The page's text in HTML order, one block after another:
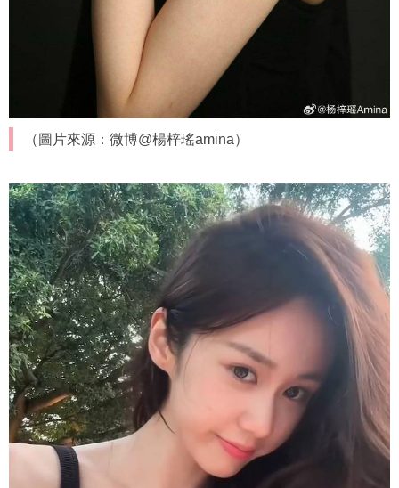
（圖片來源：微博@楊梓瑤amina）